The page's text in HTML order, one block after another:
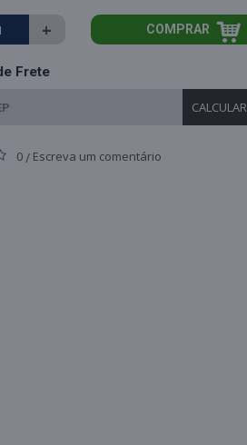
+ COMPRAR
Frete
CALCULAR
0 / Escreva um comentário